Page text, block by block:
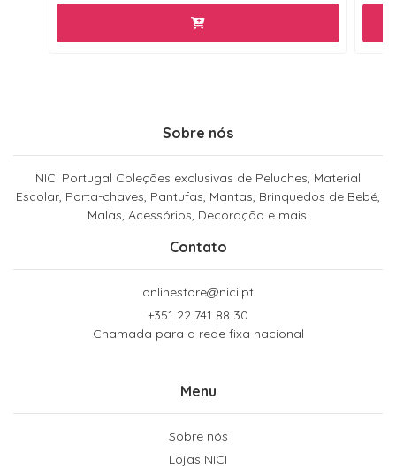
Sobre nós
NICI Portugal Coleções exclusivas de Peluches, Material
Escolar, Porta-chaves, Pantufas, Mantas, Brinquedos de Bebé,
Malas, Acessórios, Decoração e mais!
Contato
onlinestore@nici.pt
+351 22 741 88 30
Chamada para a rede fixa nacional
Menu
Sobre nós
Lojas NICI